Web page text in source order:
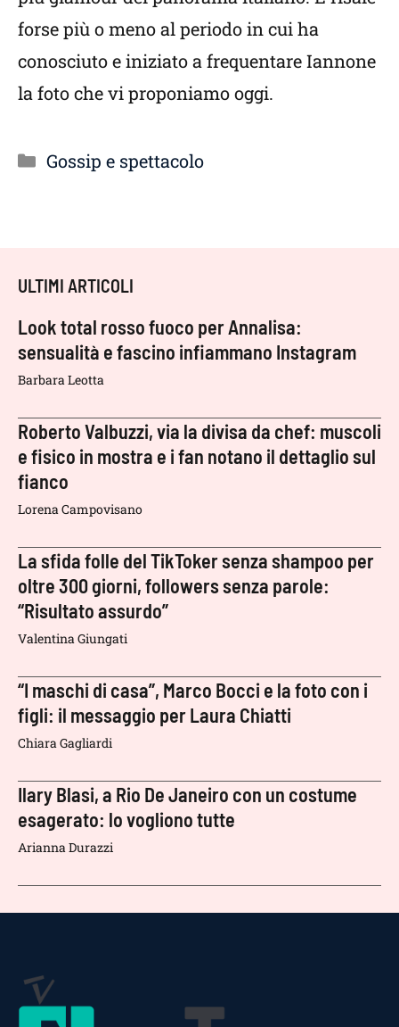
forse più o meno al periodo in cui ha
conosciuto e iniziato a frequentare Iannone
la foto che vi proponiamo oggi.
Categorie
Gossip e spettacolo
ULTIMI ARTICOLI
Look total rosso fuoco per Annalisa:
sensualità e fascino infiammano Instagram
Barbara Leotta
Roberto Valbuzzi, via la divisa da chef: muscoli
e fisico in mostra e i fan notano il dettaglio sul
fianco
Lorena Campovisano
La sfida folle del TikToker senza shampoo per
oltre 300 giorni, followers senza parole:
“Risultato assurdo”
Valentina Giungati
“I maschi di casa”, Marco Bocci e la foto con i
figli: il messaggio per Laura Chiatti
Chiara Gagliardi
Ilary Blasi, a Rio De Janeiro con un costume
esagerato: lo vogliono tutte
Arianna Durazzi